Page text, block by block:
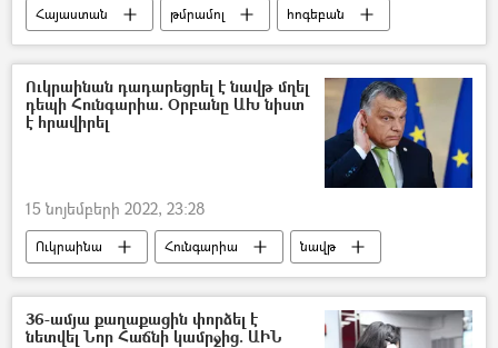
Հայաստան թմրամոլ
հոգեբան
ոստիկան
Անչափահաս
Կին
տղամարդ
Ուկրաինան դադարեցրել է նավթ մղել
դեպի Հունգարիա. Օրբանը ԱԽ նիստ
է հրավիրել
15 նոյեմբերի 2022, 23:28
Ուկրաինա Հունգարիա նավթ
36-ամյա քաղաքացին փորձել է
նետվել Նոր Հաճնի կամրջից. ԱԻՆ